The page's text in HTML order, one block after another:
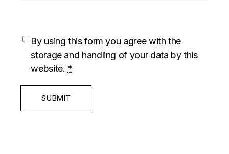
By using this form you agree with the
storage and handling of your data by this
website. *
SUBMIT